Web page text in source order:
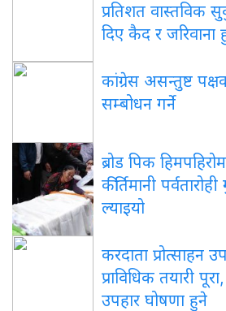
प्रतिशत वास्तविक
दिए कैद र जरिवाना
कांग्रेस असन्तुष्ट
सम्बोधन गर्ने
ब्रोड पिक
कीर्तिमानी
ल्याइयो
करदाता प्रोत्साहन
प्राविधिक तयारी
उपहार घोषणा हुने